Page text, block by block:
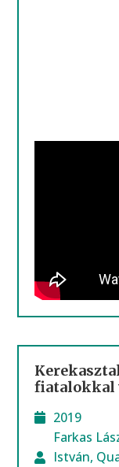
fiatalokkal
2019
Farkas
István,